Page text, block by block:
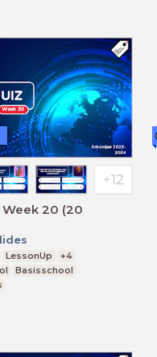
20 (20
LessonUp
+4
Basisschool